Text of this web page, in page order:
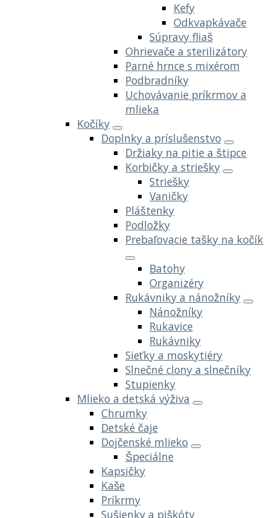
Kefy
Odkvapkávače
Súpravy fliaš
Ohrievače a sterilizátory
Parné hrnce s mixérom
Podbradníky
Uchovávanie príkrmov a
mlieka
Kočíky
Doplnky a príslušenstvo
Držiaky na pitie a štipce
Korbičky a striešky
Striešky
Vaničky
Pláštenky
Podložky
Prebaľovacie tašky na kočík
Batohy
Organizéry
Rukávniky a nánožníky
Nánožníky
Rukavice
Rukávniky
Sieťky a moskytiéry
Slnečné clony a slnečníky
Stupienky
Mlieko a detská výživa
Chrumky
Detské čaje
Dojčenské mlieko
Špeciálne
Kapsičky
Kaše
Príkrmy
Sušienky a piškóty